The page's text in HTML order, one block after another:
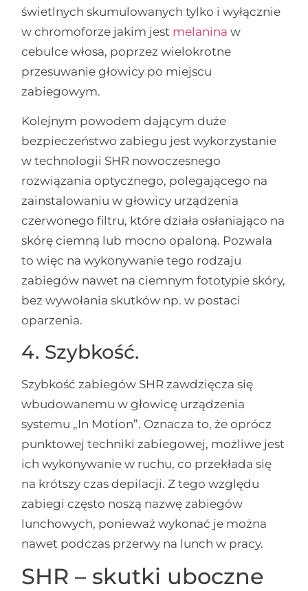
świetlnych skumulowanych tylko i wyłącznie
w chromoforze jakim jest melanina w
cebulce włosa, poprzez wielokrotne
przesuwanie głowicy po miejscu
zabiegowym.
Kolejnym powodem dającym duże
bezpieczeństwo zabiegu jest wykorzystanie
w technologii SHR nowoczesnego
rozwiązania optycznego, polegającego na
zainstalowaniu w głowicy urządzenia
czerwonego filtru, które działa osłaniająco na
skórę ciemną lub mocno opaloną. Pozwala
to więc na wykonywanie tego rodzaju
zabiegów nawet na ciemnym fototypie skóry,
bez wywołania skutków np. w postaci
oparzenia.
4. Szybkość.
Szybkość zabiegów SHR zawdzięcza się
wbudowanemu w głowicę urządzenia
systemu „In Motion”. Oznacza to, że oprócz
punktowej techniki zabiegowej, możliwe jest
ich wykonywanie w ruchu, co przekłada się
na krótszy czas depilacji. Z tego względu
zabiegi często noszą nazwę zabiegów
lunchowych, ponieważ wykonać je można
nawet podczas przerwy na lunch w pracy.
SHR – skutki uboczne